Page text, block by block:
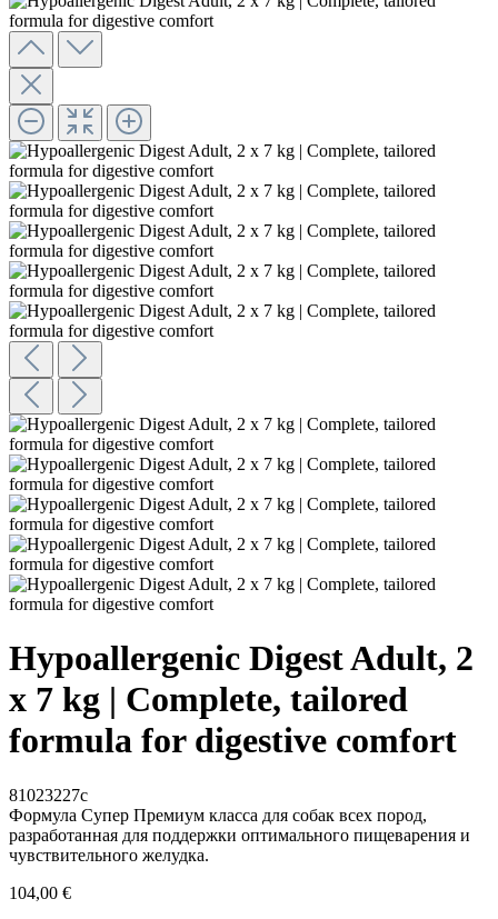
Hypoallergenic Digest Adult, 2
x 7 kg | Complete, tailored
formula for digestive comfort
81023227c
Формула Супер Премиум класса для собак всех пород,
разработанная для поддержки оптимального пищеварения и
чувствительного желудка.
104,00 €